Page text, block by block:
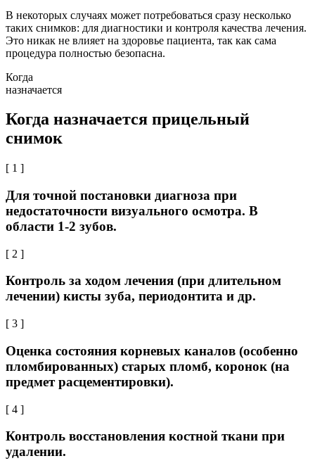
В некоторых случаях может потребоваться сразу несколько
таких снимков: для диагностики и контроля качества лечения.
Это никак не влияет на здоровье пациента, так как сама
процедура полностью безопасна.
Когда
назначается
Когда назначается прицельный
снимок
[ 1 ]
Для точной постановки диагноза при
недостаточности визуального осмотра. В
области 1-2 зубов.
[ 2 ]
Контроль за ходом лечения (при длительном
лечении) кисты зуба, периодонтита и др.
[ 3 ]
Оценка состояния корневых каналов (особенно
пломбированных) старых пломб, коронок (на
предмет расцементировки).
[ 4 ]
Контроль восстановления костной ткани при
удалении.